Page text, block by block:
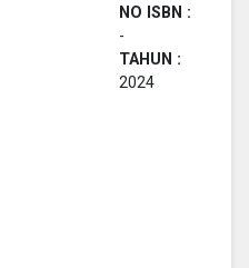
NO ISBN :
-
TAHUN :
2024